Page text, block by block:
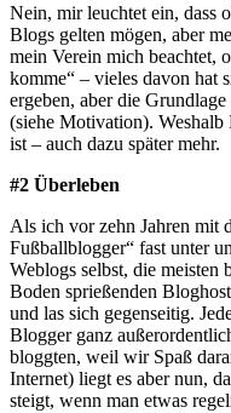
Nein, mir leuchtet ein, dass
Blogs gelten mögen, aber
mein Verein mich beachtet,
komme“ – vieles davon hat
ergeben, aber die
(siehe Motivation).
ist – auch dazu später mehr.
#2 Überleben
Als ich vor zehn Jahren mit
Fußballblogger“ fast unter
Weblogs selbst, die meisten
Boden sprießenden
und las sich gegenseitig.
Blogger ganz
bloggten, weil wir Spaß
Internet) liegt es aber nun,
steigt, wenn man etwas